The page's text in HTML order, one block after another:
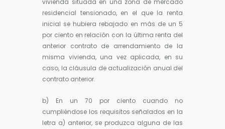
vivienda situada en una zona de mercado
residencial tensionado, en el que la renta
inicial se hubiera rebajado en más de un 5
por ciento en relación con la última renta del
anterior contrato de arrendamiento de la
misma vivienda, una vez aplicada, en su
caso, la cláusula de actualización anual del
contrato anterior.
b) En un 70 por ciento cuando no
cumpliéndose los requisitos señalados en la
letra a) anterior, se produzca alguna de las